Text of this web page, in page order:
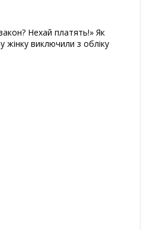
Нехай платять!» Як
жінку виключили з обліку